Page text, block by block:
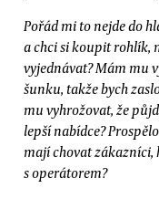
Pořád mi to nejde do
a chci si koupit rohlík,
vyjednávat? Mám mu
šunku, takže bych
mu vyhrožovat, že
lepší nabídce?
mají chovat zákazníci,
s operátorem?